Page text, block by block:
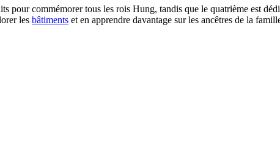
pour commémorer tous les rois Hung, tandis que le quatrième est
les bâtiments et en apprendre davantage sur les ancêtres de la